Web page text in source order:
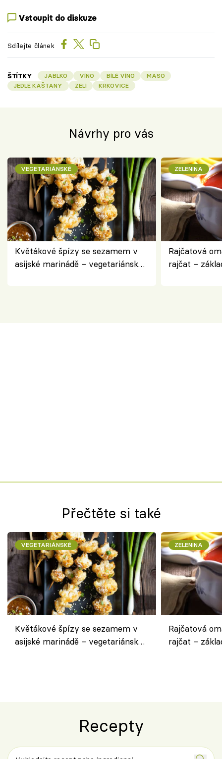
Vstoupit do diskuze
Sdílejte článek
ŠTÍTKY JABLKO VÍNO BÍLÉ VÍNO
MASO
JEDLÉ KAŠTANY
ZELÍ KRKOVICE
Návrhy pro vás
VEGETARIÁNSKÉ
Květákové špízy se sezamem v
asijské marinádě – vegetariánská
ZELENINA
Rajčatová
rajčat –
Přečtěte si také
VEGETARIÁNSKÉ
Květákové špízy se sezamem v
asijské marinádě – vegetariánská
ZELENINA
Rajčatová
rajčat –
Recepty